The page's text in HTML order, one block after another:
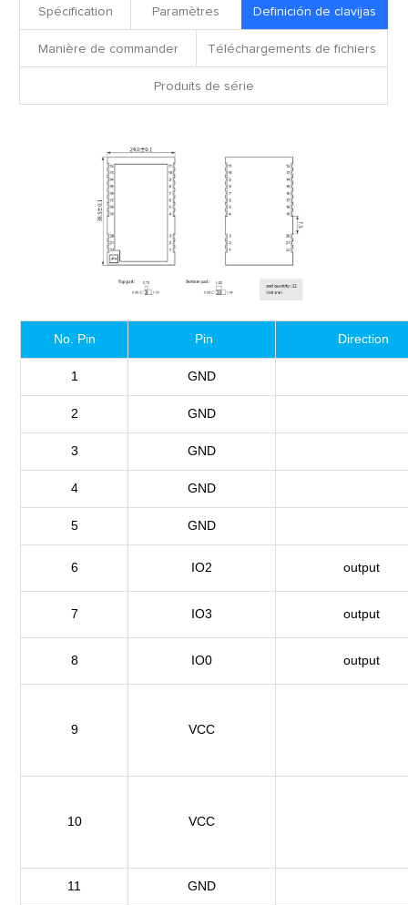
Spécification Paramètres Definición de clavijas
Manière de commander Téléchargements de fichiers
Produits de série
No. Pin Pin Direction
1 GND
2 GND
3 GND
4 GND
5 GND
6 IO2 output
7 IO3 output
8 IO0 output
9 VCC
10 VCC
11 GND